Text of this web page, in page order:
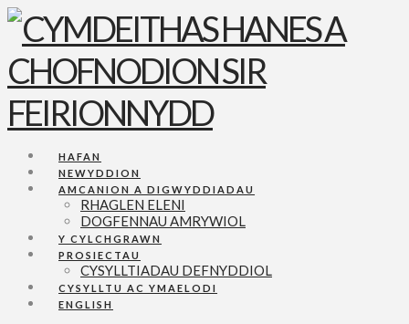
Navigation
HAFAN
NEWYDDION
AMCANION A DIGWYDDIADAU
RHAGLEN ELENI
DOGFENNAU AMRYWIOL
Y CYLCHGRAWN
PROSIECTAU
CYSYLLTIADAU DEFNYDDIOL
CYSYLLTU AC YMAELODI
ENGLISH